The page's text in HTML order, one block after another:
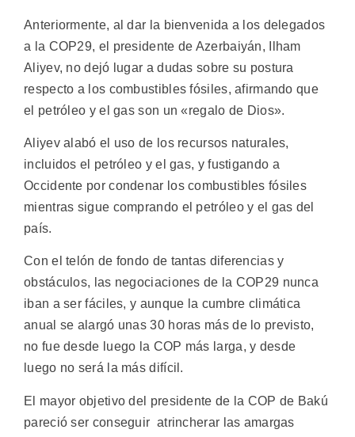
Anteriormente, al dar la bienvenida a los delegados
a la COP29, el presidente de Azerbaiyán, Ilham
Aliyev, no dejó lugar a dudas sobre su postura
respecto a los combustibles fósiles, afirmando que
el petróleo y el gas son un «regalo de Dios».
Aliyev alabó el uso de los recursos naturales,
incluidos el petróleo y el gas, y fustigando a
Occidente por condenar los combustibles fósiles
mientras sigue comprando el petróleo y el gas del
país.
Con el telón de fondo de tantas diferencias y
obstáculos, las negociaciones de la COP29 nunca
iban a ser fáciles, y aunque la cumbre climática
anual se alargó unas 30 horas más de lo previsto,
no fue desde luego la COP más larga, y desde
luego no será la más difícil.
El mayor objetivo del presidente de la COP de Bakú
pareció ser conseguir atrincherar las amargas